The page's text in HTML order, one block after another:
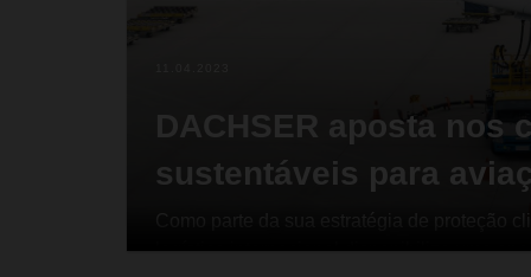
DACHSER aposta nos
sustentáveis para
Como parte da sua estratégia de proteção
logístico internacional disponibiliza uma